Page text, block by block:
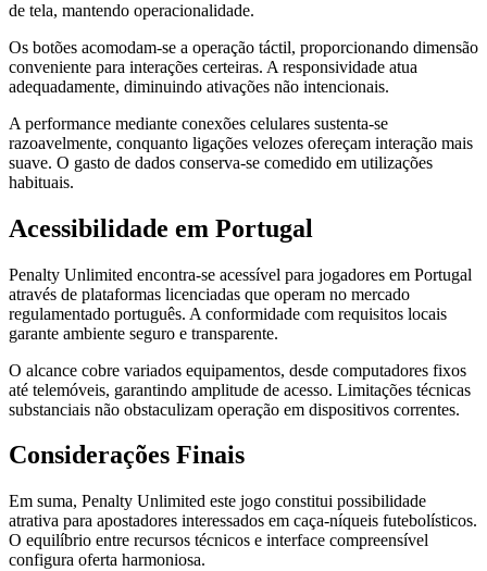
de tela, mantendo operacionalidade.
Os botões acomodam-se a operação táctil, proporcionando dimensão
conveniente para interações certeiras. A responsividade atua
adequadamente, diminuindo ativações não intencionais.
A performance mediante conexões celulares sustenta-se
razoavelmente, conquanto ligações velozes ofereçam interação mais
suave. O gasto de dados conserva-se comedido em utilizações
habituais.
Acessibilidade em Portugal
Penalty Unlimited encontra-se acessível para jogadores em Portugal
através de plataformas licenciadas que operam no mercado
regulamentado português. A conformidade com requisitos locais
garante ambiente seguro e transparente.
O alcance cobre variados equipamentos, desde computadores fixos
até telemóveis, garantindo amplitude de acesso. Limitações técnicas
substanciais não obstaculizam operação em dispositivos correntes.
Considerações Finais
Em suma, Penalty Unlimited este jogo constitui possibilidade
atrativa para apostadores interessados em caça-níqueis futebolísticos.
O equilíbrio entre recursos técnicos e interface compreensível
configura oferta harmoniosa.